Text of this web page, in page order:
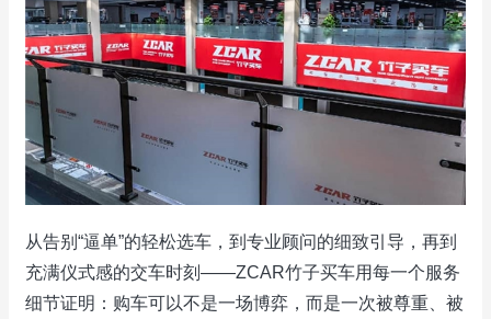
从告别“逼单”的轻松选车，到专业顾问的细致引导，再到
充满仪式感的交车时刻——ZCAR竹子买车用每一个服务
细节证明：购车可以不是一场博弈，而是一次被尊重、被